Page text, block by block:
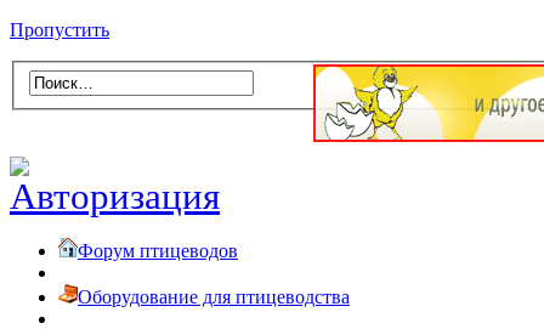
Пропустить
Форум птицеводов
Оборудование для птицеводства